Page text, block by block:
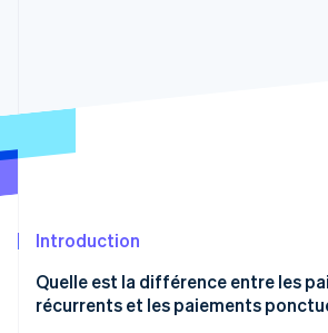
Climate
Vérification de l'identité
Introduction
Quelle est la différence entre les
récurrents et les paiements